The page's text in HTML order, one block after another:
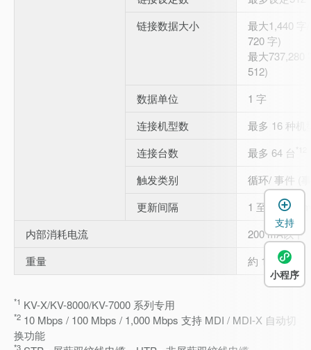
链接数据大小
最大1,440 字
720 字)
最大737,280
512)
数据单位
1 字
连接机型数
最多 16 种机
连接台数
最多 64 台
触发类别
循环/ 事件 (
更新间隔
1 至 65,535
内部消耗电流
200 mA以下
重量
約 190 g
*1 KV-X/KV-8000/KV-7000 系列专用
*2 10 Mbps / 100 Mbps / 1,000 Mbps 支持 MDI / MDI-X 自动切
换功能
*3
支持
小程序